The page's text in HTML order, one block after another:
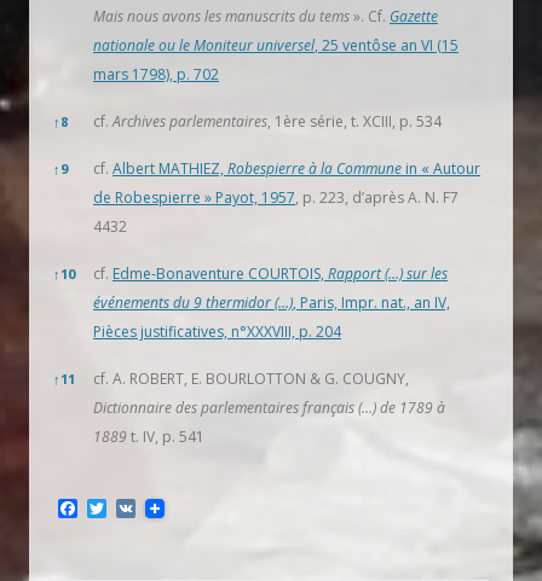
Mais nous avons les manuscrits du tems». Cf. Gazette
nationale ou le Moniteur universel, 25 ventôse an VI (15
mars 1798), p. 702
↑ 8 cf.Archives parlementaires, 1ère série, t. XCIII, p. 534
↑ 9 cf. Albert MATHIEZ, Robespierre à la Commune in « Autour
de Robespierre » Payot, 1957, p. 223, d’après A. N. F7
4432
↑ 10 cf. Edme-Bonaventure COURTOIS, Rapport (…) sur les
événements du 9 thermidor (…), Paris, Impr. nat., an IV,
Pièces justificatives, n°XXXVIII, p. 204
↑ 11
cf. A. ROBERT, E. BOURLOTTON & G. COUGNY,
Dictionnaire des parlementaires français (…) de 1789 à
1889t. IV, p. 541
a
T
w
V
K